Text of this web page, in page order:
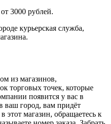
3000 рублей.
курьерская служба,
из магазинов,
торговых точек, которые
появится у вас в
ваш город, вам придёт
этот магазин, обращаетесь к